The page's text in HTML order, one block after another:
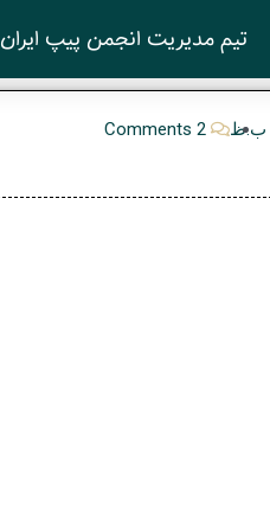
تیم مدیریت انجمن پیپ ایران
2 Comments